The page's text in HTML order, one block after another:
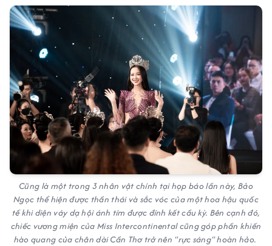
Cũng là một trong 3 nhân vật chính tại họp báo lần này, Bảo
Ngọc thể hiện được thần thái và sắc vóc của một hoa hậu quốc
tế khi diện váy dạ hội ánh tím được đính kết cầu kỳ. Bên cạnh đó,
chiếc vương miện của Miss Intercontinental cũng góp phần khiến
hào quang của chân dài Cần Thơ trở nên "rực sáng" hoàn hảo.